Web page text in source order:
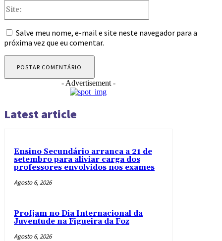
Salve meu nome, e-mail e site neste navegador para a
próxima vez que eu comentar.
- Advertisement -
Latest article
Ensino Secundário arranca a 21 de
setembro para aliviar carga dos
professores envolvidos nos exames
Agosto 6, 2026
Profjam no Dia Internacional da
Juventude na Figueira da Foz
Agosto 6, 2026